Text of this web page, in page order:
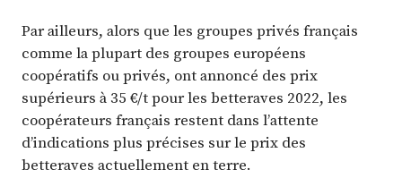
Par ailleurs, alors que les groupes privés français
comme la plupart des groupes européens
coopératifs ou privés, ont annoncé des prix
supérieurs à 35 €/t pour les betteraves 2022, les
coopérateurs français restent dans l’attente
d’indications plus précises sur le prix des
betteraves actuellement en terre.